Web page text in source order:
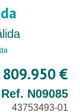
809.950 €
Ref. N09085
43753493-01